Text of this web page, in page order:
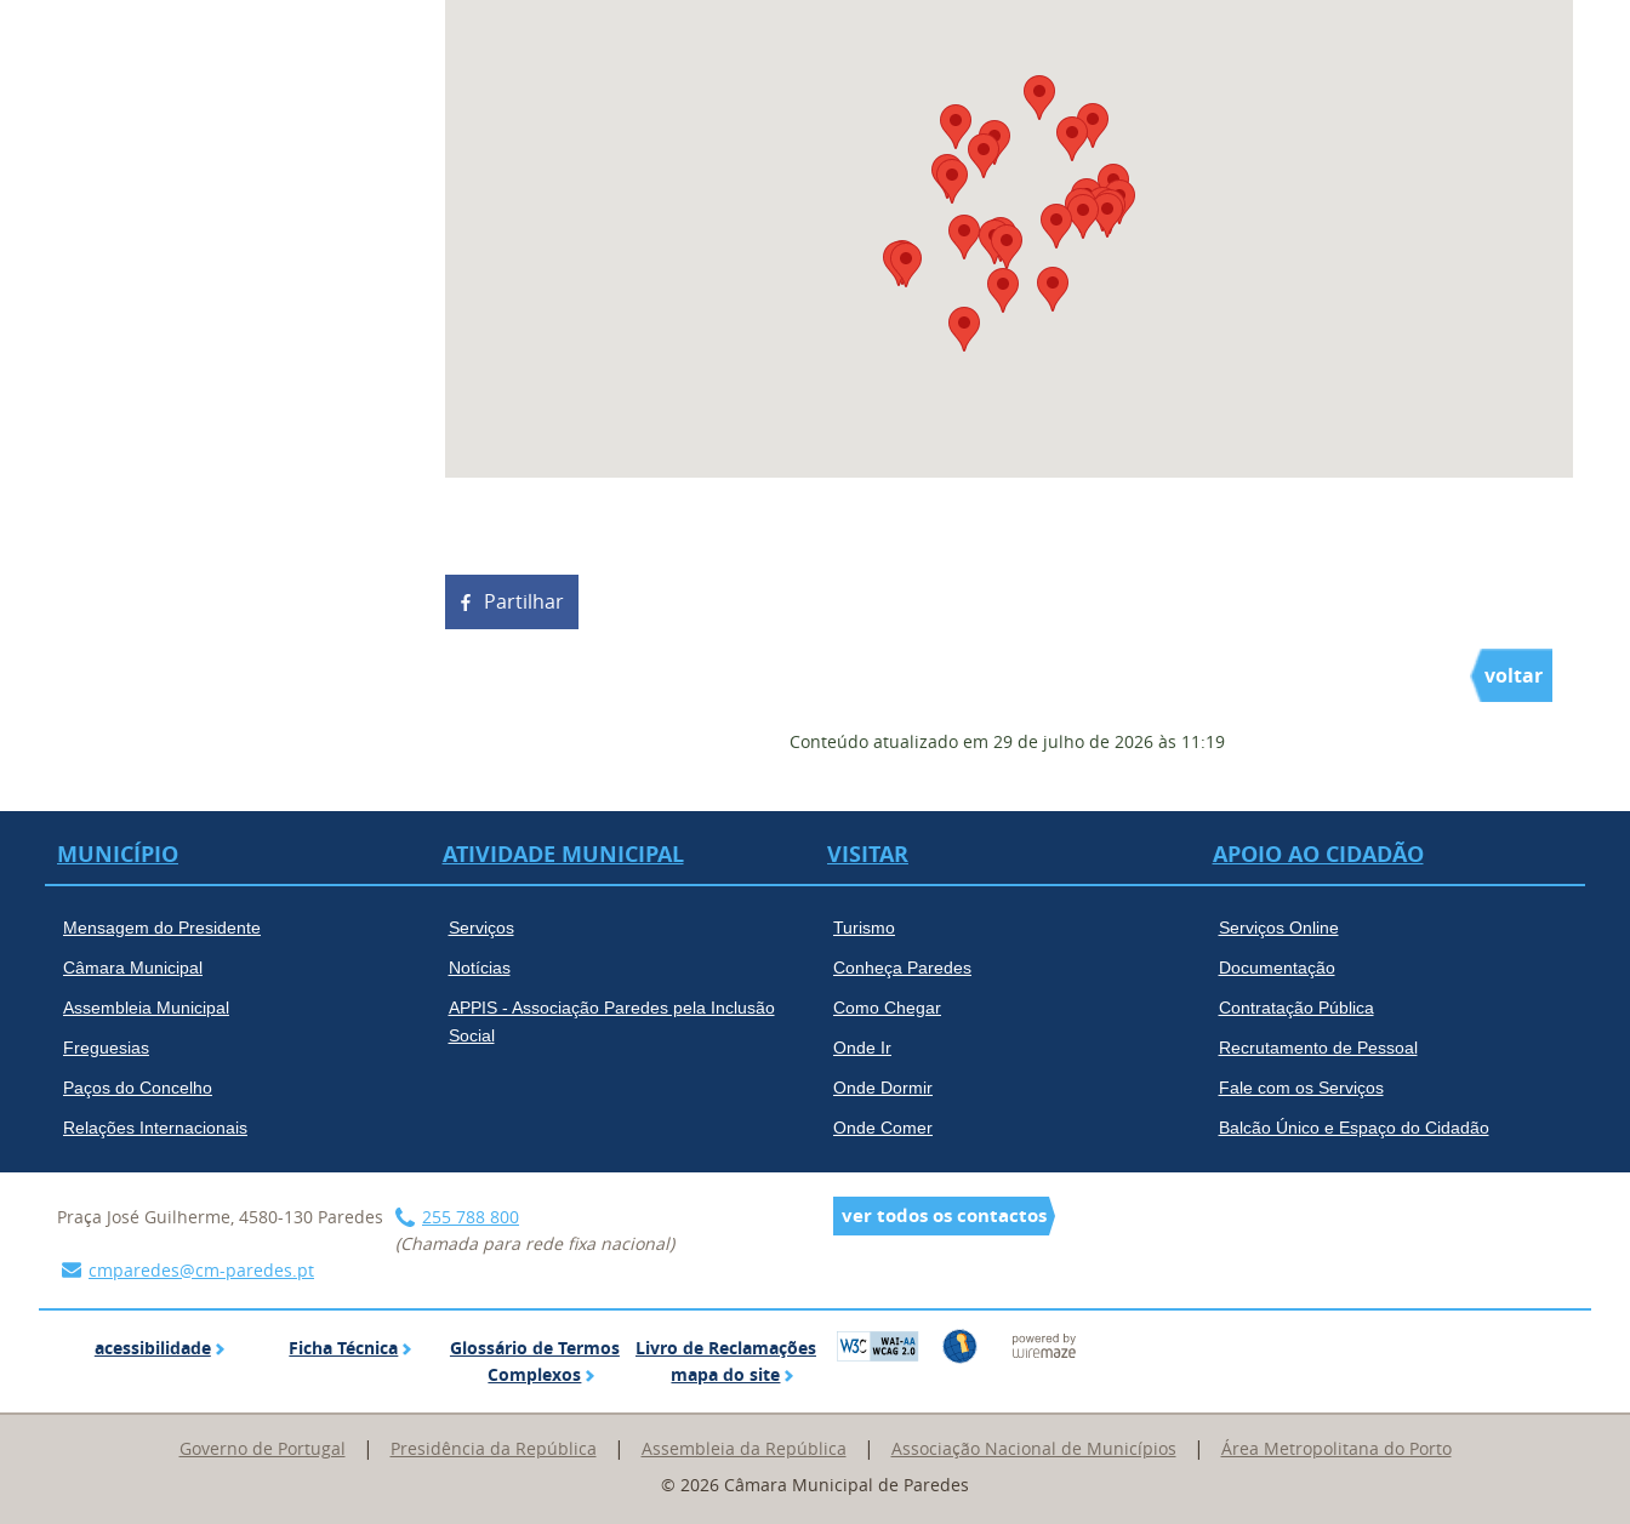
Partilhar
voltar
Conteúdo atualizado em 29 de julho de 2026 às 11:19
MUNICÍPIO
Mensagem do Presidente
Câmara Municipal
Assembleia Municipal
Freguesias
Paços do Concelho
Relações Internacionais
ATIVIDADE MUNICIPAL
Serviços
Notícias
APPIS - Associação Paredes pela Inclusão
Social
VISITAR
Turismo
Conheça Paredes
Como Chegar
Onde Ir
Onde Dormir
Onde Comer
APOIO AO CIDADÃO
Serviços Online
Documentação
Contratação Pública
Recrutamento de Pessoal
Fale com os Serviços
Balcão Único e Espaço do Cidadão
Praça José Guilherme, 4580-130 Paredes
255 788 800
(Chamada para rede fixa nacional)
cmparedes@cm-paredes.pt
ver todos os contactos
acessibilidade
acessibilidade Ficha Técnica
Ficha Técnica Glossário de Termos Complexos
Glossário de Termos
Complexos
Livro de Reclamações
Livro de Reclamações
mapa do site
mapa do site
Governo de Portugal | Presidência da República | Assembleia da República | Associação Nacional de Municípios |
Área Metropolitana do Porto
© 2026 Câmara Municipal de Paredes